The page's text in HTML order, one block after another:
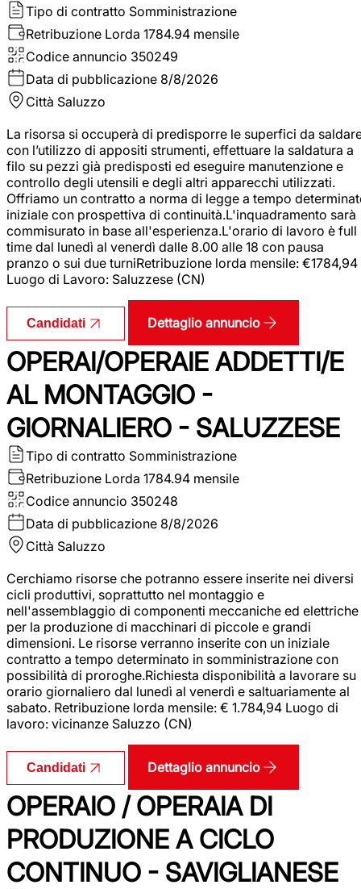
Tipo di contratto Somministrazione
Retribuzione Lorda 1784.94 mensile
Codice annuncio 350249
Data di pubblicazione 8/8/2026
Città Saluzzo
La risorsa si occuperà di predisporre le superfici da
con l’utilizzo di appositi strumenti, effettuare la saldatura a
filo su pezzi già predisposti ed eseguire manutenzione e
controllo degli utensili e degli altri apparecchi utilizzati.
Offriamo un contratto a norma di legge a tempo
iniziale con prospettiva di continuità.L'inquadramento sarà
commisurato in base all'esperienza.L'orario di lavoro è full
time dal lunedì al venerdì dalle 8.00 alle 18 con pausa
pranzo o sui due turniRetribuzione lorda mensile: €1784,94
Luogo di Lavoro: Saluzzese (CN)
Candidati Dettaglio annuncio
OPERAI/OPERAIE ADDETTI/E
AL MONTAGGIO -
GIORNALIERO - SALUZZESE
Tipo di contratto Somministrazione
Retribuzione Lorda 1784.94 mensile
Codice annuncio 350248
Data di pubblicazione 8/8/2026
Città Saluzzo
Cerchiamo risorse che potranno essere inserite nei diversi
cicli produttivi, soprattutto nel montaggio e
nell'assemblaggio di componenti meccaniche ed elettriche
per la produzione di macchinari di piccole e grandi
dimensioni. Le risorse verranno inserite con un iniziale
contratto a tempo determinato in somministrazione con
possibilità di proroghe.Richiesta disponibilità a lavorare su
orario giornaliero dal lunedì al venerdì e saltuariamente al
sabato. Retribuzione lorda mensile: € 1.784,94 Luogo di
lavoro: vicinanze Saluzzo (CN)
Candidati Dettaglio annuncio
OPERAIO / OPERAIA DI
PRODUZIONE A CICLO
CONTINUO - SAVIGLIANESE